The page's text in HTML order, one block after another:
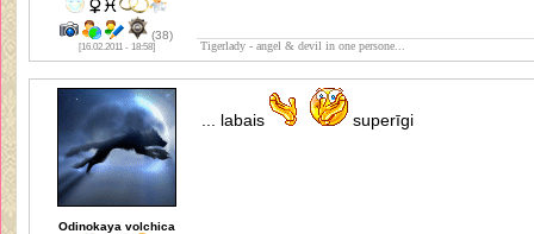
(38)
[16.02.2011 - 18:58] Tigerlady - angel & devil in one persone...
Odinokaya volchica
... labais superīgi